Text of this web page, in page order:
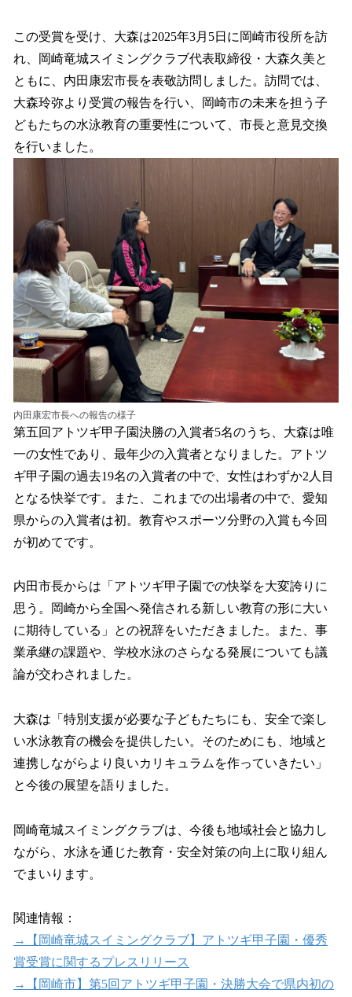
この受賞を受け、大森は2025年3月5日に岡崎市役所を訪
れ、岡崎竜城スイミングクラブ代表取締役・大森久美と
ともに、内田康宏市長を表敬訪問しました。訪問では、
大森玲弥より受賞の報告を行い、岡崎市の未来を担う子
どもたちの水泳教育の重要性について、市長と意見交換
を行いました。
内田康宏市長への報告の様子
第五回アトツギ甲子園決勝の入賞者5名のうち、大森は唯
一の女性であり、最年少の入賞者となりました。アトツ
ギ甲子園の過去19名の入賞者の中で、女性はわずか2人目
となる快挙です。また、これまでの出場者の中で、愛知
県からの入賞者は初。教育やスポーツ分野の入賞も今回
が初めてです。
内田市長からは「アトツギ甲子園での快挙を大変誇りに
思う。岡崎から全国へ発信される新しい教育の形に大い
に期待している」との祝辞をいただきました。また、事
業承継の課題や、学校水泳のさらなる発展についても議
論が交わされました。
大森は「特別支援が必要な子どもたちにも、安全で楽し
い水泳教育の機会を提供したい。そのためにも、地域と
連携しながらより良いカリキュラムを作っていきたい」
と今後の展望を語りました。
岡崎竜城スイミングクラブは、今後も地域社会と協力し
ながら、水泳を通じた教育・安全対策の向上に取り組ん
でまいります。
関連情報：
→【岡崎竜城スイミングクラブ】アトツギ甲子園・優秀
賞受賞に関するプレスリリース
→【岡崎市】第5回アトツギ甲子園・決勝大会で県内初の